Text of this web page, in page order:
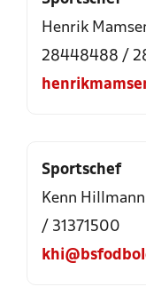
Henrik
28448488 /
Sportschef
Kenn Hillmann
/ 31371500